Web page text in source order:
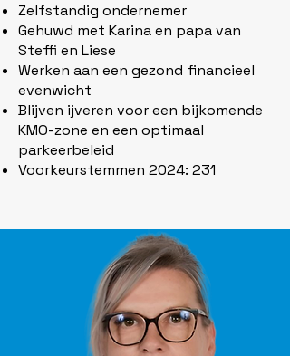
Zelfstandig ondernemer
Gehuwd met Karina en papa van
Steffi en Liese
Werken aan een gezond financieel
evenwicht
Blijven ijveren voor een bijkomende
KMO-zone en een optimaal
parkeerbeleid
Voorkeurstemmen 2024: 231